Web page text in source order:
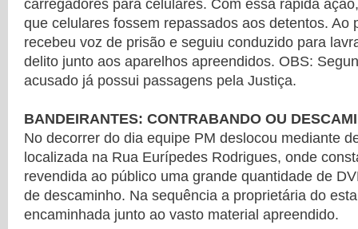
carregadores para celulares. Com essa rápida
que celulares fossem repassados aos detentos. Ao
recebeu voz de prisão e seguiu conduzido para
delito junto aos aparelhos apreendidos. OBS:
acusado já possui passagens pela Justiça.
BANDEIRANTES: CONTRABANDO OU
No decorrer do dia equipe PM deslocou mediante
localizada na Rua Eurípedes Rodrigues, onde
revendida ao público uma grande quantidade de
de descaminho. Na sequência a proprietária do
encaminhada junto ao vasto material apreendido.